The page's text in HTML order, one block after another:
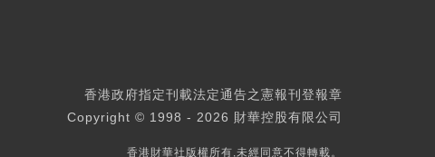
香港政府指定刊載法定通告之憲報刊登報章
Copyright © 1998 - 2026 財華控股有限公司
香港財華社版權所有,未經同意不得轉載。